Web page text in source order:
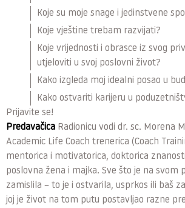
Koje su moje snage i jedinstvene
Koje vještine trebam razvijati?
Koje vrijednosti i obrasce iz svog
utjeloviti u svoj poslovni život?
Kako izgleda moj idealni posao u
Kako ostvariti karijeru u
Prijavite se!
Predavačica Radionicu vodi dr. sc. Morena
Academic Life Coach trenerica (Coach
mentorica i motivatorica, doktorica
poslovna žena i majka. Sve što je na svom
zamislila – to je i ostvarila, usprkos ili baš
joj je život na tom putu postavljao razne